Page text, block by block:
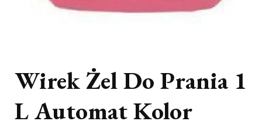
Wirek Żel Do Prania 1
L Automat Kolor